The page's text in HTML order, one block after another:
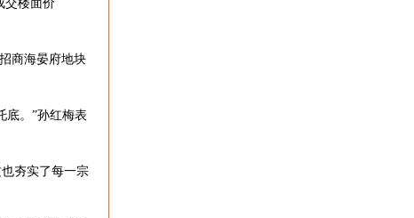
交楼面价
商海晏府地块
。”孙红梅表
夯实了每一宗